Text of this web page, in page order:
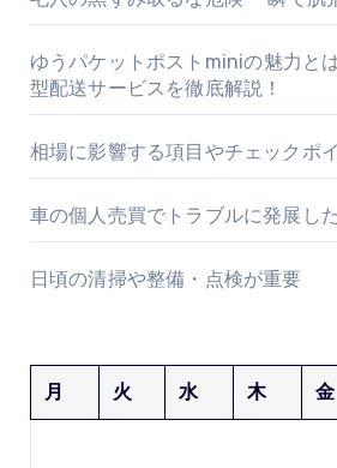
ゆうパケットポストminiの魅力と
型配送サービスを徹底解説！
相場に影響する項目やチェックポ
車の個人売買でトラブルに発展し
日頃の清掃や整備・点検が重要
月 火 水 木 金